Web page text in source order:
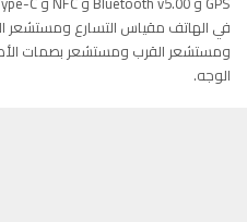
في الهاتف مقياس التسارع ومستشعر
الوجه.